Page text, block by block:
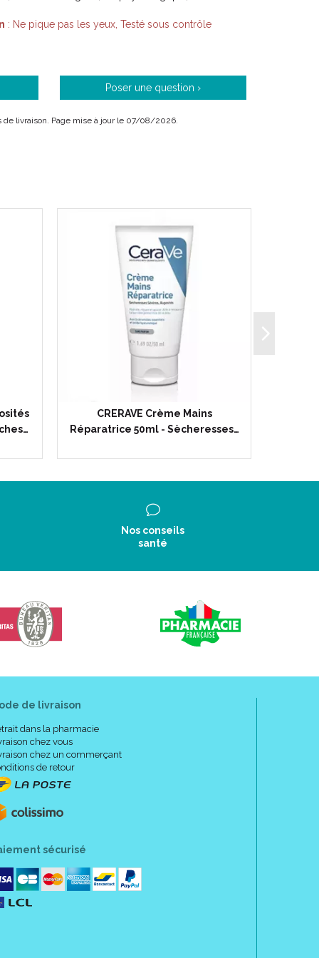
: Ne pique pas les yeux, Testé sous contrôle
Poser une question ›
de livraison. Page mise à jour le 07/08/2026.
CRERAVE Crème Mains
Réparatrice 50ml - Sècheresses…
Nos conseils
santé
de livraison
dans la pharmacie
chez vous
chez un commerçant
de retour
sécurisé